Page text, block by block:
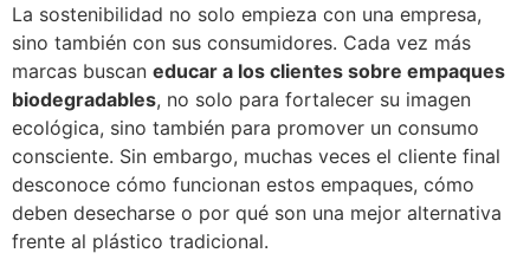
La sostenibilidad no solo empieza con una empresa,
sino también con sus consumidores. Cada vez más
marcas buscan educar a los clientes sobre empaques
biodegradables, no solo para fortalecer su imagen
ecológica, sino también para promover un consumo
consciente. Sin embargo, muchas veces el cliente final
desconoce cómo funcionan estos empaques, cómo
deben desecharse o por qué son una mejor alternativa
frente al plástico tradicional.